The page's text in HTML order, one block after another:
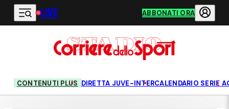
Vai al contenuto principale
LIVE ABBONATI ORA
CONTENUTI PLUS DIRETTA JUVE-INTERCALENDARIO SERIE A